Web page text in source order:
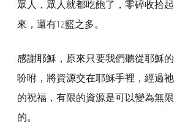
眾人，眾人就都吃飽了，零碎收拾起
來，還有12籃之多。
感謝耶穌，原來只要我們聽從耶穌的
吩咐，將資源交在耶穌手裡，經過祂
的祝福，有限的資源是可以變為無限
的。